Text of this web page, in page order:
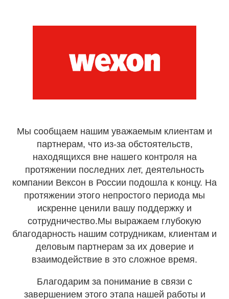
Мы сообщаем нашим уважаемым клиентам и
партнерам, что из-за обстоятельств,
находящихся вне нашего контроля на
протяжении последних лет, деятельность
компании Вексон в России подошла к концу. На
протяжении этого непростого периода мы
искренне ценили вашу поддержку и
сотрудничество.Мы выражаем глубокую
благодарность нашим сотрудникам, клиентам и
деловым партнерам за их доверие и
взаимодействие в это сложное время.
Благодарим за понимание в связи с
завершением этого этапа нашей работы и